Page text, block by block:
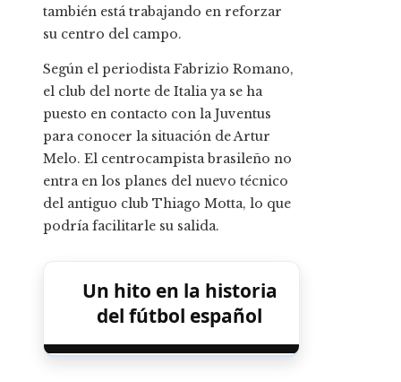
también está trabajando en reforzar
su centro del campo.
Según el periodista Fabrizio Romano,
el club del norte de Italia ya se ha
puesto en contacto con la Juventus
para conocer la situación de Artur
Melo. El centrocampista brasileño no
entra en los planes del nuevo técnico
del antiguo club Thiago Motta, lo que
podría facilitarle su salida.
Un hito en la historia
del fútbol español